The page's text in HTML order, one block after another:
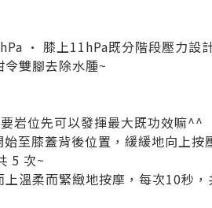
· 膝上11hPa既分階段壓力設
雙腳去除水腫~
岩位先可以發揮最大既功效嘛^^
至膝蓋背後位置，緩緩地向上按
5 次~
溫柔而緊緻地按摩，每次10秒，